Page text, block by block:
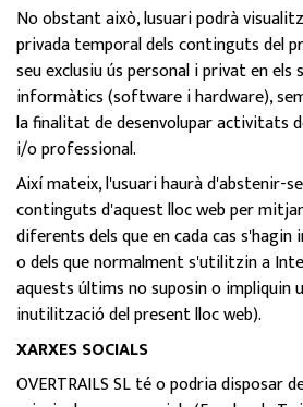
No obstant això, lusuari podrà
privada temporal dels continguts del
seu exclusiu ús personal i privat en els
informàtics (software i hardware),
la finalitat de desenvolupar activitats
i/o professional.
Així mateix, l'usuari haurà d'abstenir-
continguts d'aquest lloc web per
diferents dels que en cada cas
o dels que normalment s'utilitzin a
aquests últims no suposin o impliquin
inutilització del present lloc web).
XARXES SOCIALS
OVERTRAILS SL té o podria disposar